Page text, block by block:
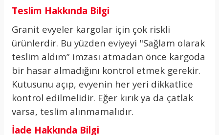
Teslim Hakkında Bilgi
Granit evyeler kargolar için çok riskli
ürünlerdir. Bu yüzden eviyeyi "Sağlam olarak
teslim aldım” imzası atmadan önce kargoda
bir hasar almadığını kontrol etmek gerekir.
Kutusunu açıp, evyenin her yeri dikkatlice
kontrol edilmelidir. Eğer kırık ya da çatlak
varsa, teslim alınmamalıdır.
İade Hakkında Bilgi